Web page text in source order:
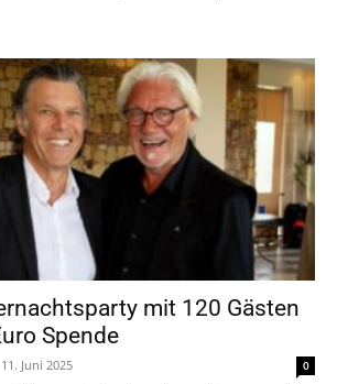
mit 120 Gästen
Spende
11. Juni 2025 0